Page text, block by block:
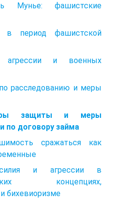
Мунье: фашистские
период фашистской
агрессии и военных
расследованию и меры
защиты и меры
по договору займа
сражаться как
и агрессии в
концепциях,
бихевиоризме